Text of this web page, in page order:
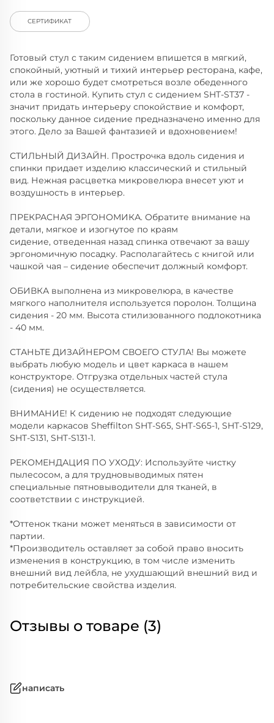
СЕРТИФИКАТ
Готовый стул с таким сидением впишется в мягкий,
спокойный, уютный и тихий интерьер ресторана, кафе,
или же хорошо будет смотреться возле обеденного
стола в гостиной. Купить стул с сидением SHT-ST37 -
значит придать интерьеру спокойствие и комфорт,
поскольку данное сидение предназначено именно для
этого. Дело за Вашей фантазией и вдохновением!
СТИЛЬНЫЙ ДИЗАЙН. Прострочка вдоль сидения и
спинки придает изделию классический и стильный
вид. Нежная расцветка микровелюра внесет уют и
воздушность в интерьер.
ПРЕКРАСНАЯ ЭРГОНОМИКА. Обратите внимание на
детали, мягкое и изогнутое по краям
сидение, отведенная назад спинка отвечают за вашу
эргономичную посадку. Располагайтесь с книгой или
чашкой чая – сидение обеспечит должный комфорт.
ОБИВКА выполнена из микровелюра, в качестве
мягкого наполнителя используется поролон. Толщина
сидения - 20 мм. Высота стилизованного подлокотника
- 40 мм.
СТАНЬТЕ ДИЗАЙНЕРОМ СВОЕГО СТУЛА! Вы можете
выбрать любую модель и цвет каркаса в нашем
конструкторе. Отгрузка отдельных частей стула
(сидения) не осуществляется.
ВНИМАНИЕ! К сидению не подходят следующие
модели каркасов Sheffilton SHT-S65, SHT-S65-1, SHT-S129,
SHT-S131, SHT-S131-1.
РЕКОМЕНДАЦИЯ ПО УХОДУ: Используйте чистку
пылесосом, а для трудновыводимых пятен
специальные пятновыводители для тканей, в
соответствии с инструкцией.
*Оттенок ткани может меняться в зависимости от
партии.
*Производитель оставляет за собой право вносить
изменения в конструкцию, в том числе изменить
внешний вид лейбла, не ухудшающий внешний вид и
потребительские свойства изделия.
Отзывы о товаре (3)
написать